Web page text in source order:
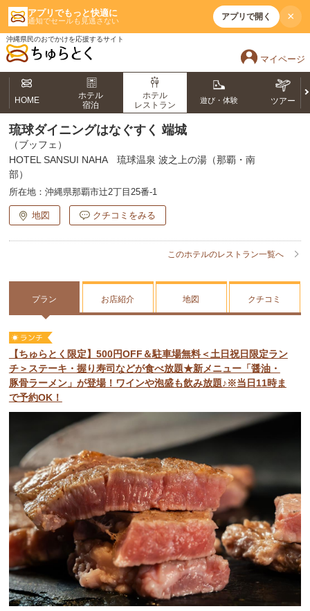
アプリでもっと快適に
通知でセールも見逃さない アプリで開く ×
沖縄県民のおでかけを応援するサイト
マイページ
HOME
ホテル
宿泊
ホテル
レストラン
遊び・体験 ツアー
琉球ダイニングはなぐすく 端城
（ブッフェ）
HOTEL SANSUI NAHA 琉球温泉 波之上の湯（那覇・南
部）
所在地： 沖縄県那覇市辻2丁目25番-1
地図 クチコミをみる
このホテルのレストラン一覧へ
プラン お店紹介 地図 クチコミ
【ちゅらとく限定】500円OFF＆駐車場無料＜土日祝日限定ラン
チ＞ステーキ・握り寿司などが食べ放題★新メニュー「醤油・
豚骨ラーメン」が登場！ワインや泡盛も飲み放題♪※当日11時ま
で予約OK！